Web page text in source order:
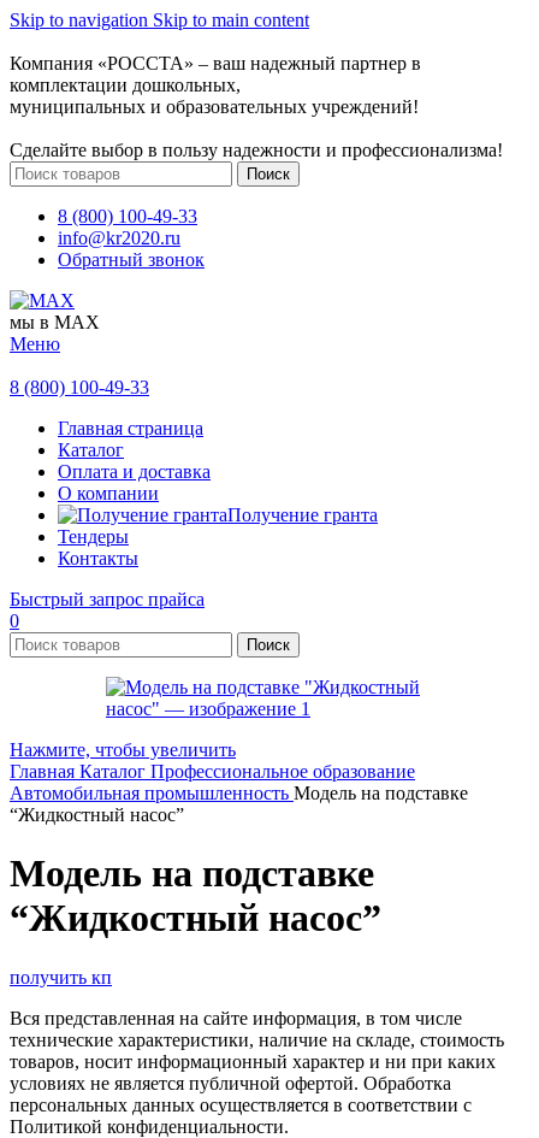
Skip to navigation Skip to main content
Компания «РОССТА» – ваш надежный партнер в
комплектации дошкольных,
муниципальных и образовательных учреждений!
Сделайте выбор в пользу надежности и профессионализма!
Поиск
8 (800) 100-49-33
info@kr2020.ru
Обратный звонок
мы в MAX
Меню
8 (800) 100-49-33
Главная страница
Каталог
Оплата и доставка
О компании
Получение гранта
Тендеры
Контакты
Быстрый запрос прайса
0
Поиск
Нажмите, чтобы увеличить
Главная Каталог Профессиональное образование
Автомобильная промышленность Модель на подставке
“Жидкостный насос”
Модель на подставке
“Жидкостный насос”
получить кп
Вся представленная на сайте информация, в том числе
технические характеристики, наличие на складе, стоимость
товаров, носит информационный характер и ни при каких
условиях не является публичной офертой. Обработка
персональных данных осуществляется в соответствии с
Политикой конфиденциальности.